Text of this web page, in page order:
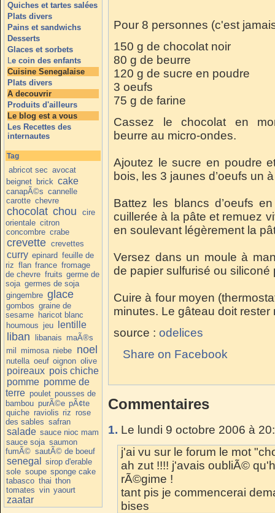
Quiches et tartes salées
Plats divers
Pains et sandwichs
Desserts
Glaces et sorbets
Le coin des enfants
Cuisine Senegalaise
Plats divers
A decouvrir
Produits d'ailleurs
Le blog est a vous
Les Recettes des
internautes
Tag
abricot sec avocat
beignet brick cake
canapÃ©s cannelle
carotte chevre
chocolat chou
cire
orientale citron
concombre crabe
crevette crevettes
curry epinard feuille de
riz flan france fromage
de chevre fruits germe de
soja germes de soja
gingembre glace
gombos graine de
sesame haricot blanc
houmous jeu lentille
liban libanais maÃ®s
mil mimosa niebe noel
nutella oeuf oignon olive
poireaux pois chiche
pomme pomme de
terre poulet pousses de
bambou purÃ©e pÃ¢te
quiche raviolis riz rose
des sables safran
salade sauce nioc mam
sauce soja saumon
fumÃ© sautÃ© de boeuf
senegal
sirop d'erable
sole soupe sponge cake
tabasco thai thon
tomates vin yaourt
zaatar
Pour 8 personnes (c'est
150 g de chocolat noir
80 g de beurre
120 g de sucre en poudre
3 oeufs
75 g de farine
Cassez le chocolat en
beurre au micro-ondes.
Ajoutez le sucre en poudre
bois, les 3 jaunes d’oeufs un
Battez les blancs d’oeufs
cuillerée à la pâte et remuez
en soulevant légèrement la
Versez dans un moule à
de papier sulfurisé ou
Cuire à four moyen
minutes. Le gâteau doit
source : odelices
Share on Facebook
Commentaires
1. Le lundi 9 octobre 2006 à
j'ai vu sur le forum le mot
ah zut !!!! j'avais oubliÃ©
rÃ©gime !
tant pis je commencerai
bises